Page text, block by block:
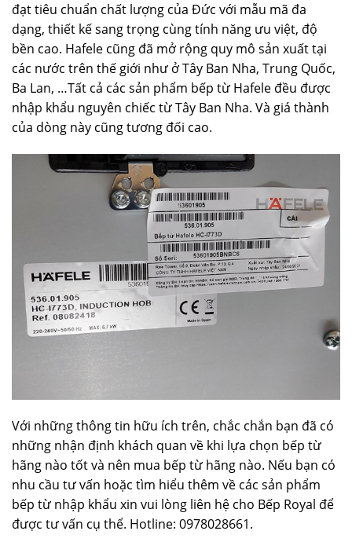
đạt tiêu chuẩn chất lượng của Đức với mẫu mã đa
dạng, thiết kế sang trọng cùng tính năng ưu việt, độ
bền cao. Hafele cũng đã mở rộng quy mô sản xuất tại
các nước trên thế giới như ở Tây Ban Nha, Trung Quốc,
Ba Lan, …Tất cả các sản phẩm bếp từ Hafele đều được
nhập khẩu nguyên chiếc từ Tây Ban Nha. Và giá thành
của dòng này cũng tương đối cao.
Với những thông tin hữu ích trên, chắc chắn bạn đã có
những nhận định khách quan về khi lựa chọn bếp từ
hãng nào tốt và nên mua bếp từ hãng nào. Nếu bạn có
nhu cầu tư vấn hoặc tìm hiểu thêm về các sản phẩm
bếp từ nhập khẩu xin vui lòng liên hệ cho Bếp Royal để
được tư vấn cụ thể. Hotline: 0978028661.